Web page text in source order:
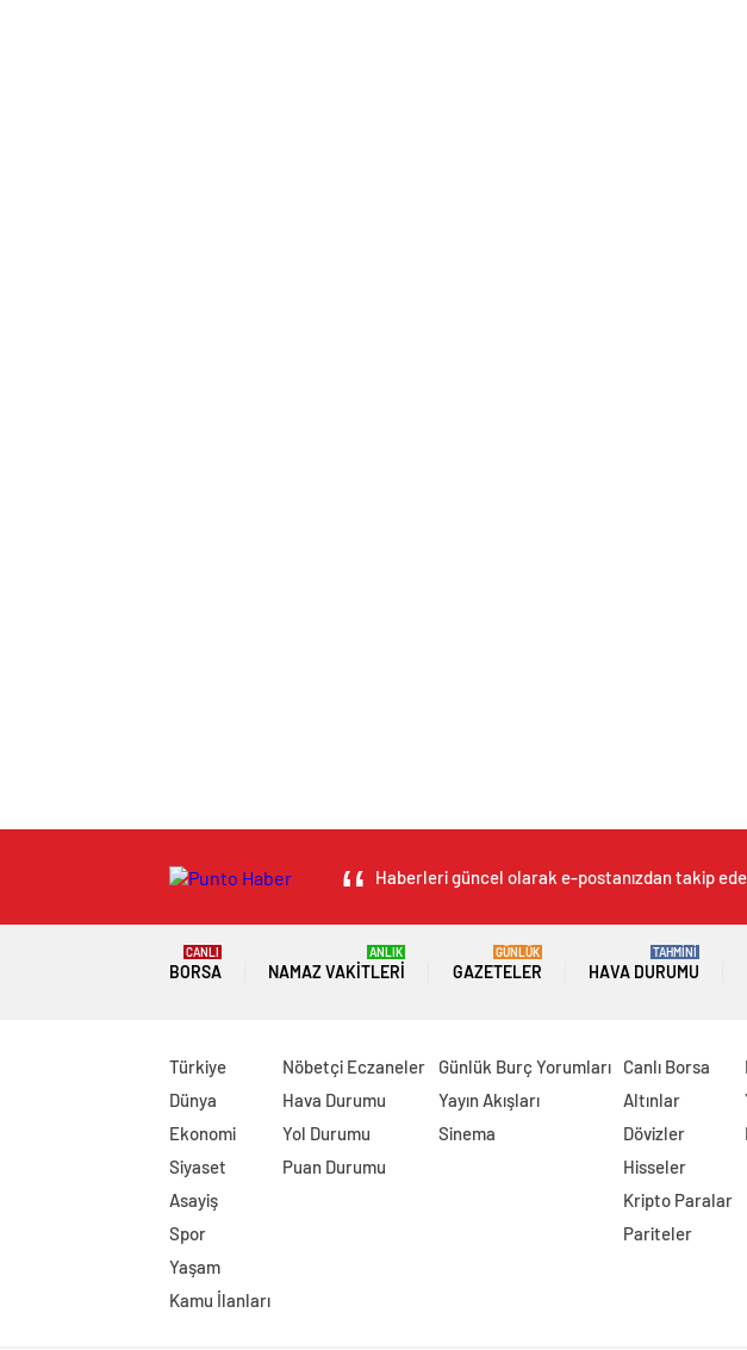
Haberleri güncel olarak e-postanızdan takip
BORSA
CANLI
NAMAZ VAKITLERI
ANLIK
GAZETELER
GÜNLÜK
HAVA DURUMU
TAHMİNİ
Türkiye
Dünya
Ekonomi
Siyaset
Asayiş
Spor
Yaşam
Kamu İlanları
Nöbetçi Eczaneler
Hava Durumu
Yol Durumu
Puan Durumu
Günlük Burç Yorumları
Yayın Akışları
Sinema
Canlı Borsa
Altınlar
Dövizler
Hisseler
Kripto Paralar
Pariteler